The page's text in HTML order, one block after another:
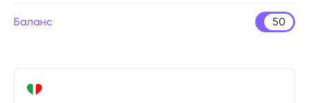
Баланс 50